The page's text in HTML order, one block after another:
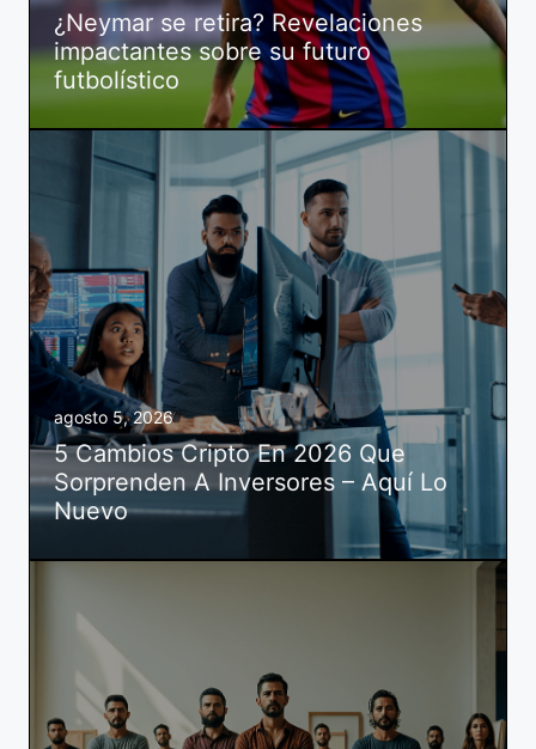
¿Neymar se retira? Revelaciones
impactantes sobre su futuro
futbolístico
agosto 5, 2026
5 Cambios Cripto En 2026 Que
Sorprenden A Inversores – Aquí Lo
Nuevo